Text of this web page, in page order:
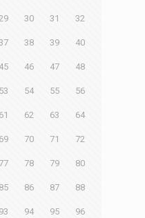
30 31 32
38 39 40
45 46 47 48
53 54 55 56
61 62 63 64
69 70 71 72
77 78 79 80
85 86 87 88
93 94 95 96